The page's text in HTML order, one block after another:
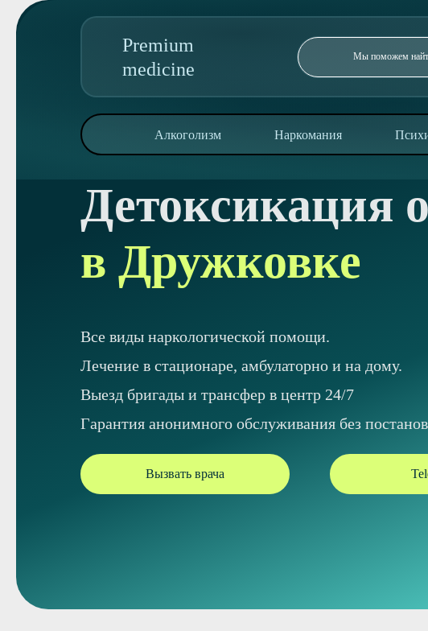
Адрес колл-центра:
Алкоголизм
Наркомания
Консультация
Контакты
Premium
medicine
Алкоголизм Наркомания
Детоксикация
в Дружковке
Все виды наркологической помощи.
Лечение в стационаре, амбулаторно и на дому.
Выезд бригады и трансфер в центр 24/7
Гарантия анонимного обслуживания без
Вызвать врача